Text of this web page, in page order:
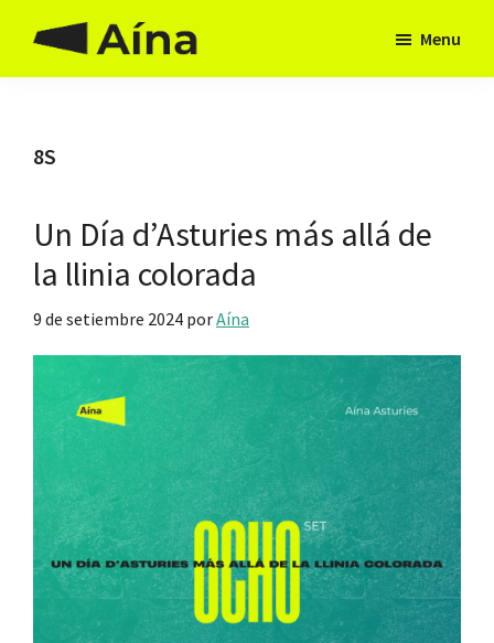
main
footer
Hai
Menu
8S
Un Día d’Asturies más allá de
la llinia colorada
9 de setiembre 2024 porAína